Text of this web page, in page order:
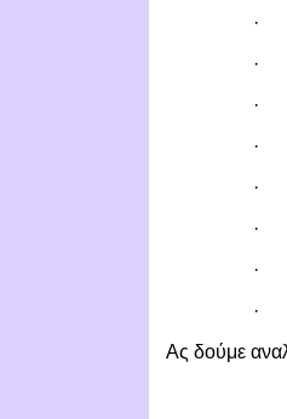
·
·
·
·
·
·
·
·
Ας δούμε